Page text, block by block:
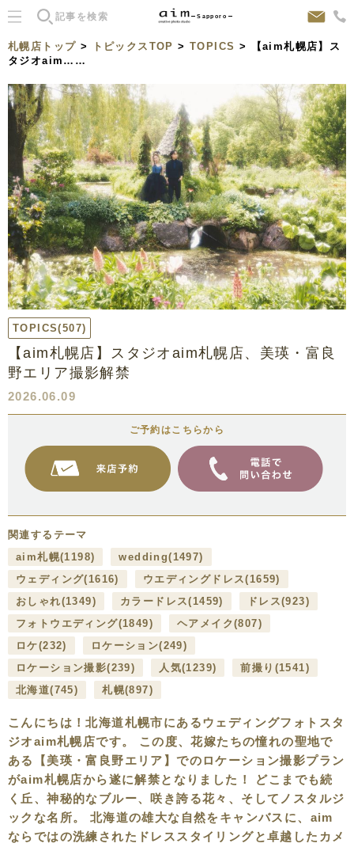
Sapporo
札幌店トップ > トピックスTOP >TOPICS > 【aim札幌店】ス
タジオaim……
TOPICS(507)
【aim札幌店】スタジオaim札幌店、美瑛・富良
野エリア撮影解禁
2026.06.09
ご予約はこちらから
関連するテーマ
aim札幌(1198) wedding(1497)
ウェディング(1616) ウエディングドレス(1659)
おしゃれ(1349) カラードレス(1459) ドレス(923)
フォトウエディング(1849) ヘアメイク(807)
ロケ(232) ロケーション(249)
ロケーション撮影(239) 人気(1239) 前撮り (1541)
北海道(745) 札幌(897)
こんにちは！北海道札幌市にあるウェディングフォトスタ
ジオaim札幌店です。 この度、花嫁たちの憧れの聖地で
ある【美瑛・富良野エリア】でのロケーション撮影プラン
がaim札幌店から遂に解禁となりました！ どこまでも続
く丘、神秘的なブルー、咲き誇る花々、そしてノスタルジ
ックな名所。 北海道の雄大な自然をキャンバスに、aim
ならではの洗練されたドレススタイリングと卓越したカメ